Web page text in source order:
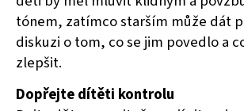
tónem, zatímco starším může dát
diskuzi o tom, co se jim povedlo a
zlepšit.
Dopřejte dítěti kontrolu